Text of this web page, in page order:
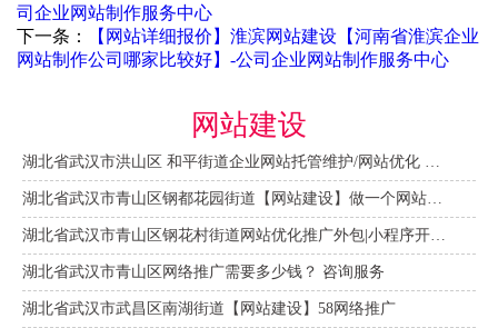
司企业网站制作服务中心
下一条：
【网站详细报价】淮滨网站建设【河南省淮滨企业
网站制作公司哪家比较好】-公司企业网站制作服务中心
网站建设
湖北省武汉市青山区网络推广需要多少钱？ 咨询服务
湖北省武汉市武昌区南湖街道【网站建设】58网络推广